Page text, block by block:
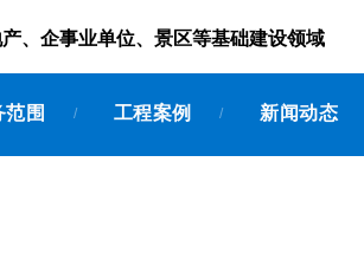
、企事业单位、景区等基础建设领域
范围 / 工程案例 / 新闻动态